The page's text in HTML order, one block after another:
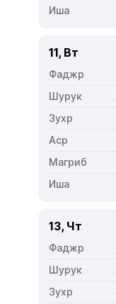
11, Вт
13, Чт